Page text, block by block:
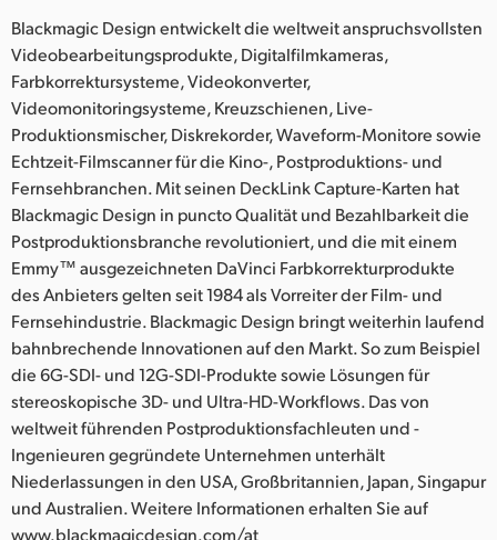
Blackmagic Design entwickelt die weltweit anspruchsvollsten
Videobearbeitungsprodukte, Digitalfilmkameras,
Farbkorrektursysteme, Videokonverter,
Videomonitoringsysteme, Kreuzschienen, Live-
Produktionsmischer, Diskrekorder, Waveform-Monitore sowie
Echtzeit-Filmscanner für die Kino-, Postproduktions- und
Fernsehbranchen. Mit seinen DeckLink Capture-Karten hat
Blackmagic Design in puncto Qualität und Bezahlbarkeit die
Postproduktionsbranche revolutioniert, und die mit einem
Emmy™ ausgezeichneten DaVinci Farbkorrekturprodukte
des Anbieters gelten seit 1984 als Vorreiter der Film- und
Fernsehindustrie. Blackmagic Design bringt weiterhin laufend
bahnbrechende Innovationen auf den Markt. So zum Beispiel
die 6G-SDI- und 12G-SDI-Produkte sowie Lösungen für
stereoskopische 3D- und Ultra-HD-Workflows. Das von
weltweit führenden Postproduktionsfachleuten und -
Ingenieuren gegründete Unternehmen unterhält
Niederlassungen in den USA, Großbritannien, Japan, Singapur
und Australien. Weitere Informationen erhalten Sie auf
www.blackmagicdesign.com/at